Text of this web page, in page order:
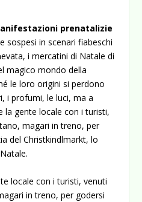
prenatalizie
sospesi in scenari fiabeschi
i mercatini di Natale di
magico mondo della
le loro origini si perdono
i profumi, le luci, ma a
la gente locale con i turisti,
magari in treno, per
del Christkindlmarkt, lo
locale con i turisti, venuti
in treno, per godersi